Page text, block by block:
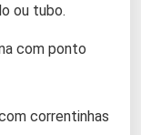
ou tubo.
com ponto
correntinhas